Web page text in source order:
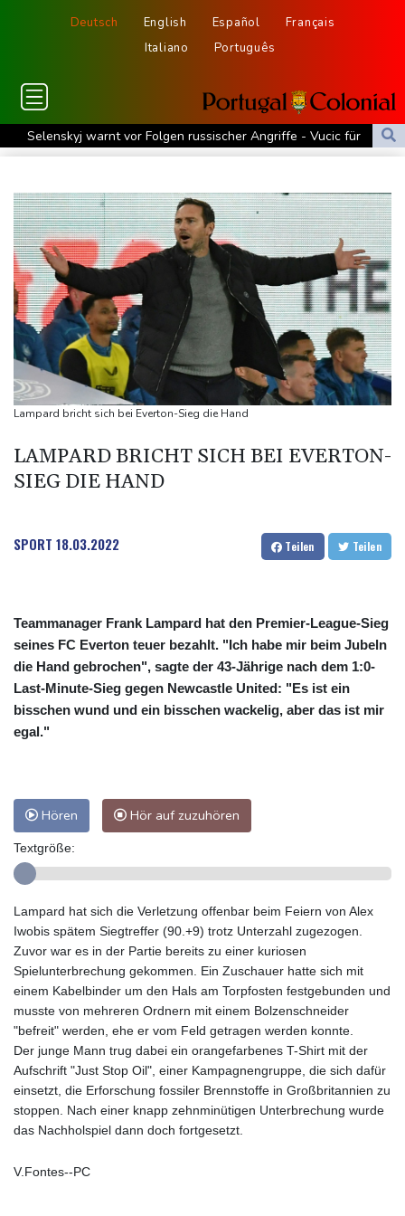
Deutsch English Español
Français
Italiano
Português
Selenskyj warnt vor Folgen russischer Angriffe - Vucic für
Integrität der Ukraine
Gesamtführung
Drohne explodiert an der Grenze zwischen Rumänien und
Bulgarien nahe Gaspipeline
Lionel Messi trauert um seinen Vater
Absturz von Ultraleichtflugzeug: 72-jähriger Pilot stirbt in Baden-
Württemberg
Selenskyj warnt in Belgrad vor Folgen russischer Angriffe für
den Winter
Drohnen über Bundeswehrstandort in Nordrhein-Westfalen
Ungarns Regierungspartei nominiert Ex-Gerichtspräsidenten
Baka als Staatschef
Selenskyj: Ukraine hat praktisch keine intakten
Lampard bricht sich bei Everton-Sieg die Hand
LAMPARD BRICHT SICH BEI EVERTON-
SIEG DIE HAND
SPORT 18.03.2022 Teilen Teilen
Teammanager Frank Lampard hat den Premier-League-Sieg
seines FC Everton teuer bezahlt. "Ich habe mir beim Jubeln
die Hand gebrochen", sagte der 43-Jährige nach dem 1:0-
Last-Minute-Sieg gegen Newcastle United: "Es ist ein
bisschen wund und ein bisschen wackelig, aber das ist mir
egal."
Hören Hör auf zuzuhören
Textgröße:
Lampard hat sich die Verletzung offenbar beim Feiern von Alex
Iwobis spätem Siegtreffer (90.+9) trotz Unterzahl zugezogen.
Zuvor war es in der Partie bereits zu einer kuriosen
Spielunterbrechung gekommen. Ein Zuschauer hatte sich mit
einem Kabelbinder um den Hals am Torpfosten festgebunden und
musste von mehreren Ordnern mit einem Bolzenschneider
"befreit" werden, ehe er vom Feld getragen werden konnte.
Der junge Mann trug dabei ein orangefarbenes T-Shirt mit der
Aufschrift "Just Stop Oil", einer Kampagnengruppe, die sich dafür
einsetzt, die Erforschung fossiler Brennstoffe in Großbritannien zu
stoppen. Nach einer knapp zehnminütigen Unterbrechung wurde
das Nachholspiel dann doch fortgesetzt.
V.Fontes--PC